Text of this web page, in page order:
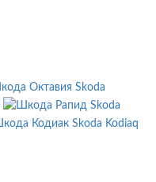
Skoda
Skoda
Skoda Kodiaq